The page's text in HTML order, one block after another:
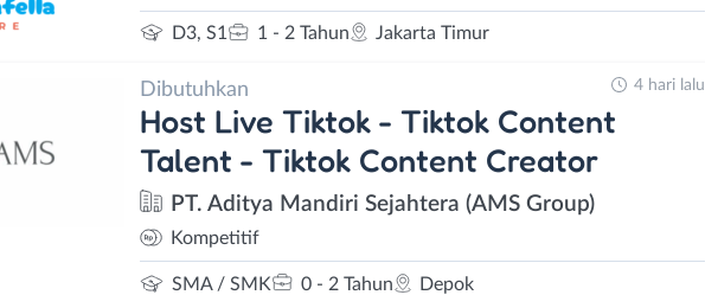
D3, S1 1 - 2 Tahun Jakarta Timur
Dibutuhkan
Host Live Tiktok - Tiktok Content
Talent - Tiktok Content Creator
PT. Aditya Mandiri Sejahtera (AMS Group)
Kompetitif
SMA / SMK 0 - 2 Tahun Depok
4 hari lalu